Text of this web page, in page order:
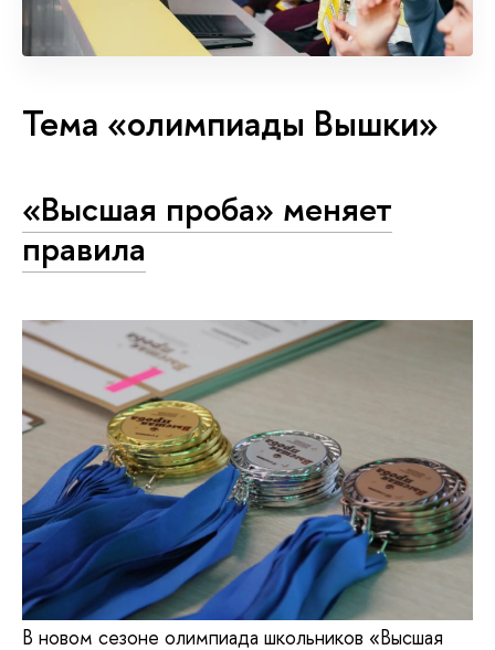
Тема «олимпиады Вышки»
«Высшая проба» меняет
правила
В новом сезоне олимпиада школьников «Высшая